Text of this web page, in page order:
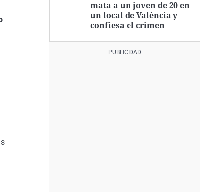
mata a un joven de 20 en
un local de València y
confiesa el crimen